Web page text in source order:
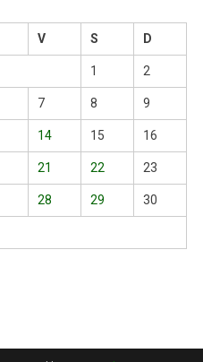
V S D
1 2
7 8 9
14 15 16
21 22 23
28 29 30